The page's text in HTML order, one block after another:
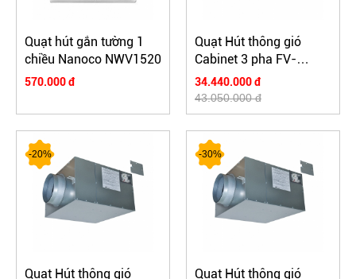
Quạt hút gắn tường 1
chiều Nanoco NWV1520
570.000 đ
Quạt Hút thông gió
Cabinet 3 pha FV-
25SM3
34.440.000 đ
43.050.000 đ
-20%
Quạt Hút thông gió
-30%
Quạt Hút thông gió